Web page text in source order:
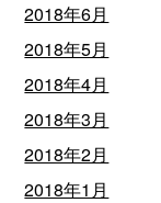
2018年6月
2018年5月
2018年4月
2018年3月
2018年2月
2018年1月